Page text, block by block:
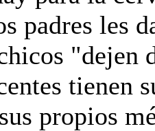
padres les
"dejen
tienen
propios